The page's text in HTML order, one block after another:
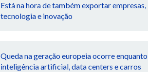
Está na hora de também exportar empresas,
tecnologia e inovação
Queda na geração europeia ocorre enquanto
inteligência artificial, data centers e carros